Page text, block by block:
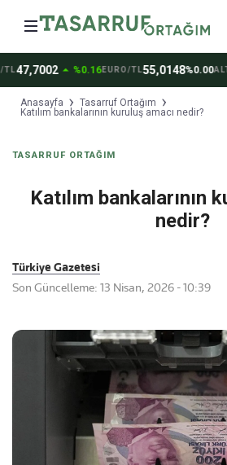
47,7002arrow_drop_up%0.16EURO/TL55,0148%0.00
Anasayfa
Tasarruf Ortağım
Katılım bankalarının kuruluş amacı nedir?
TASARRUF ORTAĞIM
Katılım bankalarının
nedir?
Türkiye Gazetesi
Son Güncelleme: 13 Nisan, 2026 - 10:39